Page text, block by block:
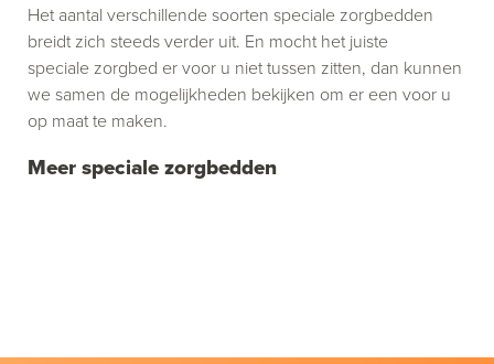
Meer speciale zorgbedden
Het aantal verschillende soorten speciale zorgbedden
breidt zich steeds verder uit. En mocht het juiste
speciale zorgbed er voor u niet tussen zitten, dan kunnen
we samen de mogelijkheden bekijken om er een voor u
op maat te maken.